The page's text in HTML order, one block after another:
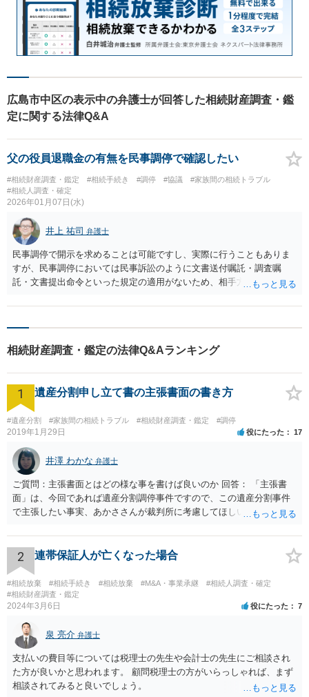
広島市中区の表示中の弁護士が回答した相続財産調査・鑑
定に関する法律Q&A
父の役員退職金の有無を民事調停で確認したい
#相続財産調査・鑑定 #相続手続き #調停 #協議
#家族間の相続トラブル
#相続人調査・確定
2026年01月07日(水)
井上 祐司 弁護士
民事調停で開示を求めることは可能ですし、実際に行うこともありま
すが、民事調停においては民事訴訟のように文書送付嘱託・調査嘱
託・文書提出命令といった規定の適用がないため、相手方が「開示し
するか否かは相手方の弁護士次第（より正確にいえば、弁護士に依頼
く、存在するなら開示、存在しないなら不存在を確定したいという立
を取る方が目的に敵うと考えます。 なお念のため、法的紛争の存在
を前提としない単なる事実の確認が目的ということであれば、裁判所
での手続きはいずれも使えません。
相続財産調査・鑑定の法律Q&Aランキング
1 遺産分割申し立て書の主張書面の書き方
#遺産分割 #家族間の相続トラブル #相続財産調査・鑑定 #調停
2019年1月29日 役にたった 17
井澤 わかな 弁護士
ご質問：主張書面とはどの様な事を書けば良いのか 回答： 「主張書
面」は、今回であれば遺産分割調停事件ですので、この遺産分割事件
で主張したい事実、あかささんが裁判所に考慮してほしいと思う、亡
ります。 もし、主張したい事実や考慮してほしい事情に関連して
資料を持っているようであれば、主張書面とは別で提出できます。も
し、お姉さんに見られたくないような資料がある場合、「非開示の希
望に関する申出書」と共に提出することも考えられます。 ご質問：書
いた方が良い事と書かない方が良い事 回答： お姉さんが申立書の「申
立ての趣旨」のところに書いている遺産の分け方に対して意見があれ
ば、まずそれを書くとよいです。 次に「申立ての理由」のところに、
なぜ調停を申し立てたのか(例えば、あかささんと話合いが出来ない／
決裂した、など)や亡くなった方・あかささん・お姉さん間の事情やい
きさつなどが書かれていると思うので、あかささんから見てそれは違
うと感じるところは、どのように違うのか、など書くとよいです。 そ
の他、お姉さんの申立書には書かれていないけど、どのように遺産を
2 連帯保証人が亡くなった場合
#相続放棄 #相続手続き #相続放棄 #M&A・事業承継
#相続人調査・確定
#相続財産調査・鑑定
2024年3月6日 役にたった 7
泉 亮介 弁護士
支払いの費目等については税理士の先生や会計士の先生にご相談され
た方が良いかと思われます。 顧問税理士の方がいらっしゃれば、まず
相談されてみると良いでしょう。